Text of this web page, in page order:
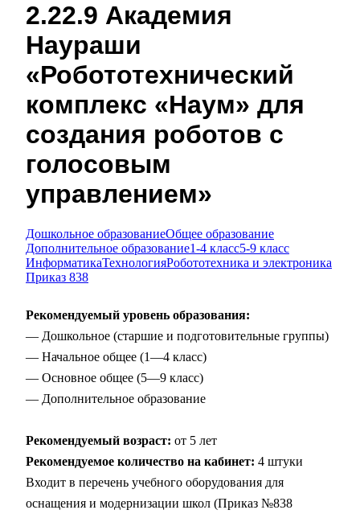
2.22.9 Академия
Наураши
«Робототехнический
комплекс «Наум» для
создания роботов с
голосовым
управлением»
Дошкольное образованиеОбщее образование
Дополнительное образование1-4 класс5-9 класс
ИнформатикаТехнологияРобототехника и электроника
Приказ 838
Рекомендуемый уровень образования:
— Дошкольное (старшие и подготовительные группы)
— Начальное общее (1—4 класс)
— Основное общее (5—9 класс)
— Дополнительное образование
Рекомендуемый возраст: от 5 лет
Рекомендуемое количество на кабинет: 4 штуки
Входит в перечень учебного оборудования для
оснащения и модернизации школ (Приказ №838